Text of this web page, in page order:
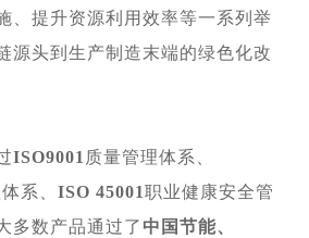
、提升资源利用效率等一系列举
源头到生产制造末端的绿色化改
ISO9001 质量管理体系、
系、 ISO 45001职业健康安全管
多数产品通过了 中国节能、